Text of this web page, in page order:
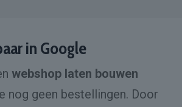
in Google
webshop laten bouwen
nog geen bestellingen. Door